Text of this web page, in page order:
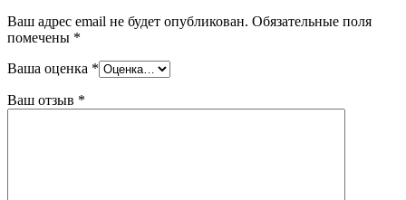
Ваш адрес email не будет опубликован. Обязательные поля
помечены *
Ваша оценка *
Ваш отзыв *